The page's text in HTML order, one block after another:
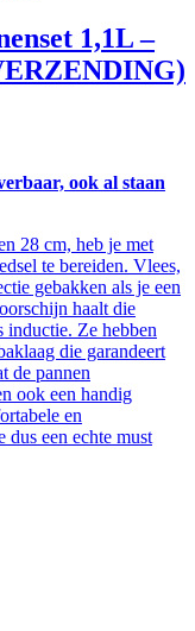
1,1L –
ook al staan
28 cm, heb je met
te bereiden. Vlees,
gebakken als je een
haalt die
Ze hebben
die garandeert
de pannen
ook een handig
en
dus een echte must